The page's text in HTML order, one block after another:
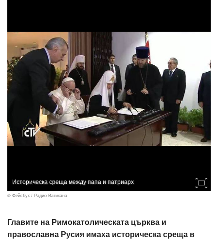
Историческа среща между папа и патриарх
© Фейсбук / Радио Ватикана
Главите на Римокатолическата църква и
православна Русия имаха историческа среща в